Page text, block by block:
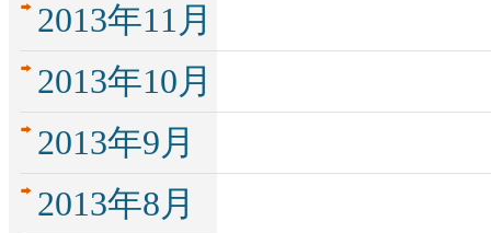
2013年11月
2013年10月
2013年9月
2013年8月